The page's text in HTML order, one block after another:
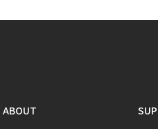
ABOUT